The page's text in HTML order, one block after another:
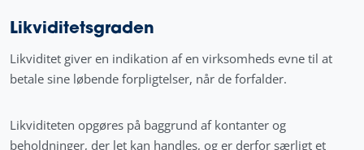
Likviditetsgraden
Likviditet giver en indikation af en virksomheds evne til at
betale sine løbende forpligtelser, når de forfalder.
Likviditeten opgøres på baggrund af kontanter og
beholdninger, der let kan handles, og er derfor særligt et